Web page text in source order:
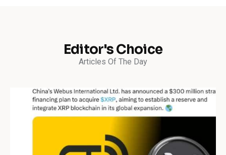
Editor's Choice
Articles Of The Day